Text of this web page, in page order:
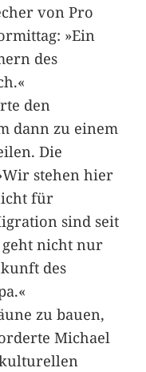
von Pro
»Ein
des
den
dann zu einem
Die
stehen hier
für
sind seit
geht nicht nur
des
zu bauen,
Michael